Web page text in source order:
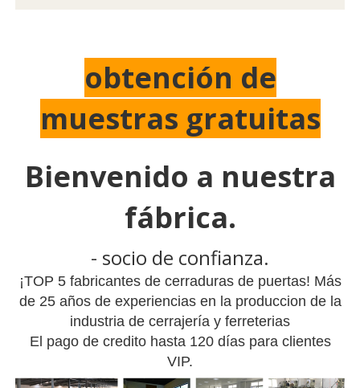
obtención de
muestras gratuitas
Bienvenido a nuestra
fábrica.
- socio de confianza.
¡TOP 5 fabricantes de cerraduras de puertas! Más
de 25 años de experiencias en la produccion de la
industria de cerrajería y ferreterias
El pago de credito hasta 120 días para clientes
VIP.